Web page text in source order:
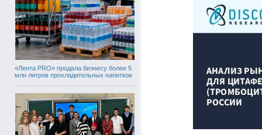
«Лента PRO» продала бизнесу более 5
млн литров прохладительных напитков